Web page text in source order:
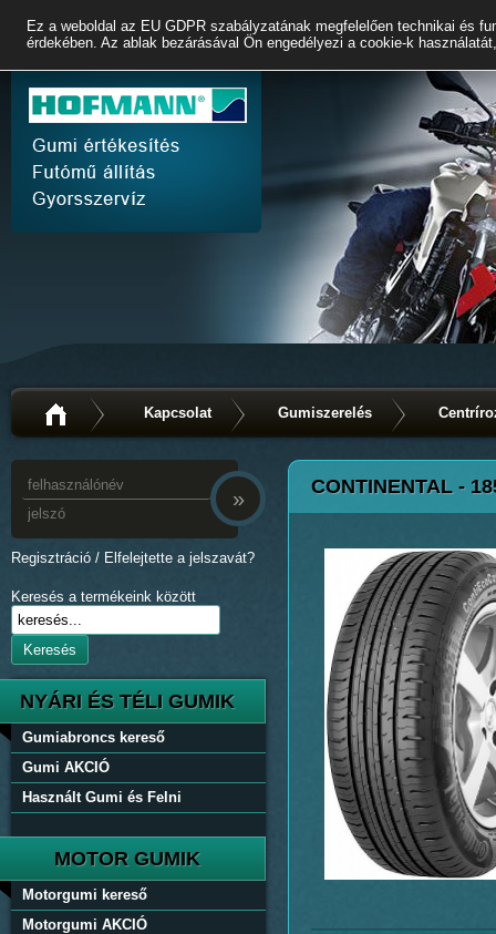
Kapcsolat Gumiszerelés
»
Regisztráció / Elfelejtette a jelszavát?
Keresés a termékeink között
Keresés
NYÁRI ÉS TÉLI GUMIK
Gumiabroncs kereső
Gumi AKCIÓ
Használt Gumi és Felni
MOTOR GUMIK
Motorgumi kereső
Motorgumi AKCIÓ
CONTINENTAL -
Ez a weboldal az EU GDPR szabályzatának megfelelően technikai és
érdekében. Az ablak bezárásával Ön engedélyezi a cookie-k